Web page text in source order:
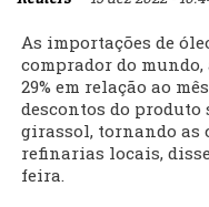
As importações de
comprador do
29% em relação ao
descontos do produto
girassol, tornando as
refinarias locais,
feira.